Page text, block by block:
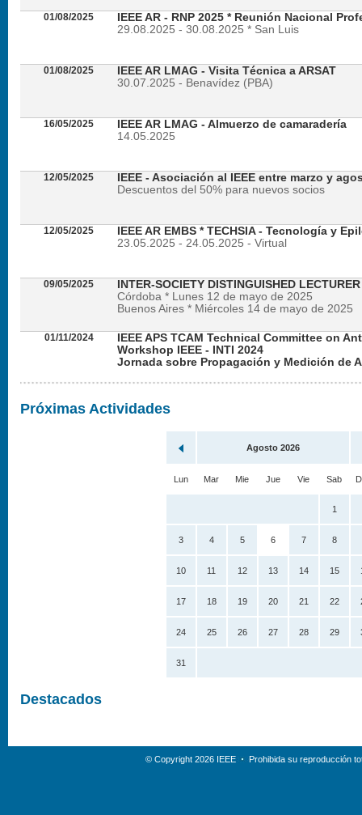
01/08/2025
IEEE AR - RNP 2025 * Reunión Nacional
29.08.2025 - 30.08.2025 * San Luis
01/08/2025
IEEE AR LMAG - Visita Técnica a ARSAT
30.07.2025 - Benavídez (PBA)
16/05/2025
IEEE AR LMAG - Almuerzo de camaradería
14.05.2025
12/05/2025
IEEE - Asociación al IEEE entre marzo y
Descuentos del 50% para nuevos socios
12/05/2025
IEEE AR EMBS * TECHSIA - Tecnología y
23.05.2025 - 24.05.2025 - Virtual
09/05/2025
INTER-SOCIETY DISTINGUISHED
Córdoba * Lunes 12 de mayo de 2025
Buenos Aires * Miércoles 14 de mayo de 2025
01/11/2024
IEEE APS TCAM Technical Committee on
Workshop IEEE - INTI 2024
Jornada sobre Propagación y Medición de
Próximas Actividades
Agosto 2026
Lun Mar Mie Jue Vie Sab
1
3 4 5 6 7 8
10 11 12 13 14 15
17 18 19 20 21 22
24 25 26 27 28 29
31
Destacados
© Copyright 2026 IEEE Prohibida su reproducción